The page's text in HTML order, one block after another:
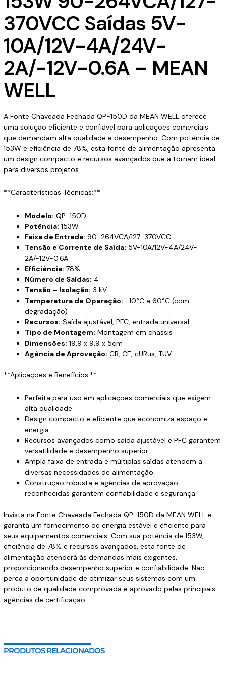
quantidade
370VCC Saídas 5V-
10A/12V-4A/24V-
2A/-12V-0.6A – MEAN
WELL
A Fonte Chaveada Fechada QP-150D da MEAN WELL oferece
uma solução eficiente e confiável para aplicações comerciais
que demandam alta qualidade e desempenho. Com potência de
153W e eficiência de 78%, esta fonte de alimentação apresenta
um design compacto e recursos avançados que a tornam ideal
para diversos projetos.
**Características Técnicas:**
Modelo: QP-150D
Potência: 153W
Faixa de Entrada: 90-264VCA/127-370VCC
Tensão e Corrente de Saída: 5V-10A/12V-4A/24V-
2A/-12V-0.6A
Efficiência: 78%
Número de Saídas: 4
Tensão – Isolação: 3 kV
Temperatura de Operação: -10°C a 60°C (com
degradação)
Recursos: Saída ajustável, PFC, entrada universal
Tipo de Montagem: Montagem em chassis
Dimensões: 19,9 x 9,9 x 5cm
Agência de Aprovação: CB, CE, cURus, TUV
**Aplicações e Benefícios:**
Perfeita para uso em aplicações comerciais que exigem
alta qualidade
Design compacto e eficiente que economiza espaço e
energia
Recursos avançados como saída ajustável e PFC garantem
versatilidade e desempenho superior
Ampla faixa de entrada e múltiplas saídas atendem a
diversas necessidades de alimentação
Construção robusta e agências de aprovação
reconhecidas garantem confiabilidade e segurança
Invista na Fonte Chaveada Fechada QP-150D da MEAN WELL e
garanta um fornecimento de energia estável e eficiente para
seus equipamentos comerciais. Com sua potência de 153W,
eficiência de 78% e recursos avançados, esta fonte de
alimentação atenderá às demandas mais exigentes,
proporcionando desempenho superior e confiabilidade. Não
perca a oportunidade de otimizar seus sistemas com um
produto de qualidade comprovada e aprovado pelas principais
agências de certificação.
PRODUTOS RELACIONADOS